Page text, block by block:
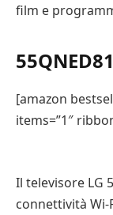
film e
[amazon
items=”1″
Il televisore LG
connettività Wi-